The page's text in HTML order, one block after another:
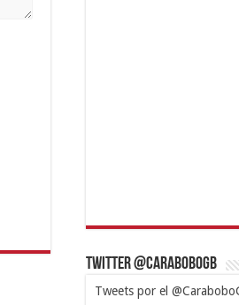
Twitter @CaraboboGB
Tweets por el